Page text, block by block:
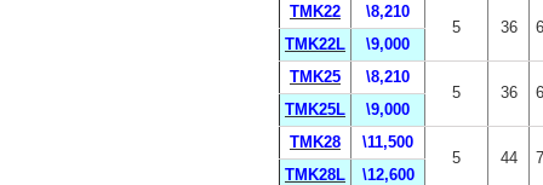
TMK22
\8,210
5
36
TMK22L
\9,000
TMK25
\8,210
5
36
TMK25L
\9,000
TMK28
\11,500
5
44
TMK28L
\12,600